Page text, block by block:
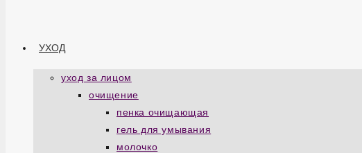
УХОД
уход за лицом
очищение
пенка очищающая
гель для умывания
молочко